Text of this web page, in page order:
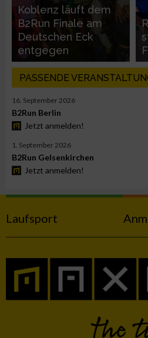
Koblenz läuft dem
B2Run Finale am
Deutschen Eck
entgegen
PASSENDE
16. September 2026
B2Run Berlin
Jetzt anmelden!
1. September 2026
B2Run Gelsenkirchen
Jetzt anmelden!
Laufsport
Notwendig
Performance
Funktional
Werbung